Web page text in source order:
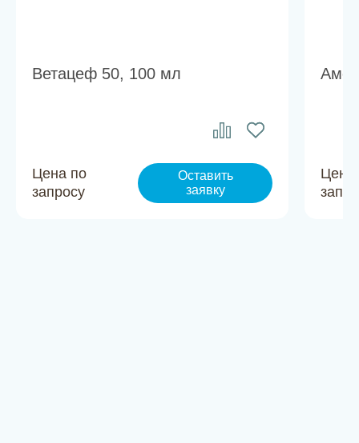
Ветацеф 50, 100 мл
Цена по
запросу
Оставить
заявку
Цена